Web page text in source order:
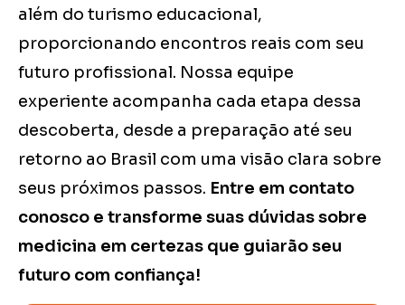
além do turismo educacional,
proporcionando encontros reais com seu
futuro profissional. Nossa equipe
experiente acompanha cada etapa dessa
descoberta, desde a preparação até seu
retorno ao Brasil com uma visão clara sobre
seus próximos passos. Entre em contato
conosco e transforme suas dúvidas sobre
medicina em certezas que guiarão seu
futuro com confiança!